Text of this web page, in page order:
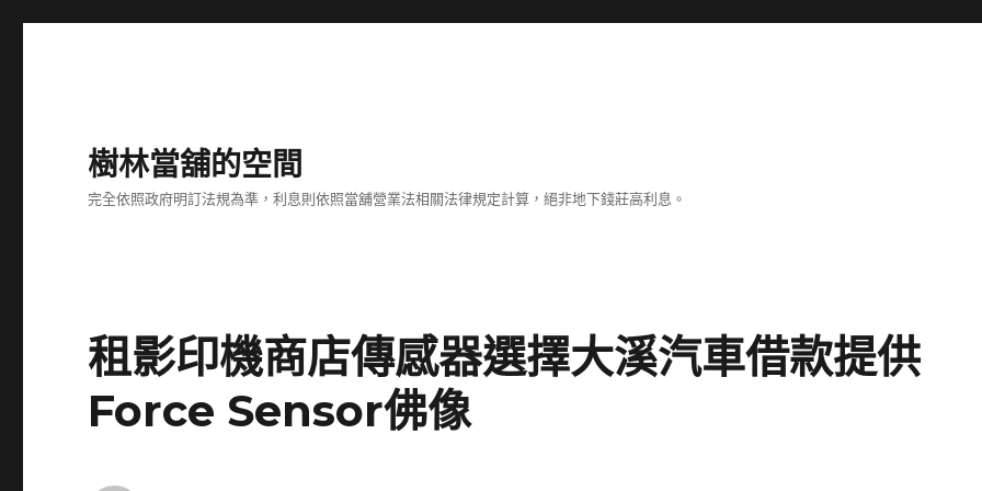
樹林當舖的空間
完全依照政府明訂法規為準，利息則依照當舖營業法相關法律規定計算，絕非地下錢莊高利息。
租影印機商店傳感器選擇大溪汽車借款提供
Force Sensor佛像